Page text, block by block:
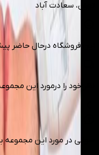
تهران، سعادت آباد
این فروشگاه درحال حاضر
نظر خود را درمورد این
سوالی در مورد این مجموعه